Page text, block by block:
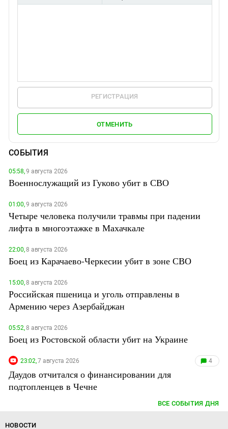
РЕГИСТРАЦИЯ
ОТМЕНИТЬ
СОБЫТИЯ
05:58,9 августа 2026
Военнослужащий из Гуково убит в СВО
01:00,9 августа 2026
Четыре человека получили травмы при падении
лифта в многоэтажке в Махачкале
22:00,8 августа 2026
Боец из Карачаево-Черкесии убит в зоне СВО
15:00,8 августа 2026
Российская пшеница и уголь отправлены в
Армению через Азербайджан
05:52,8 августа 2026
Боец из Ростовской области убит на Украине
23:02,7 августа 2026 4
Даудов отчитался о финансировании для
подтопленцев в Чечне
ВСЕ СОБЫТИЯ ДНЯ
НОВОСТИ